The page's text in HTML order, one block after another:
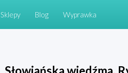
Sklepy Blog Wyprawka